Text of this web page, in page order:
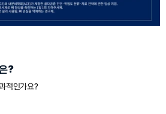
?
적인가요?